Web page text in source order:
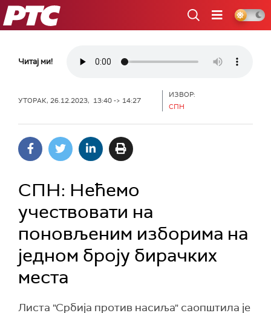
РТС
Читај ми!
УТОРАК, 26.12.2023, 13:40 -> 14:27
ИЗВОР:
СПН
СПН: Нећемо
учествовати на
поновљеним изборима на
једном броју бирачких
места
Листа "Србија против насиља" саопштила је